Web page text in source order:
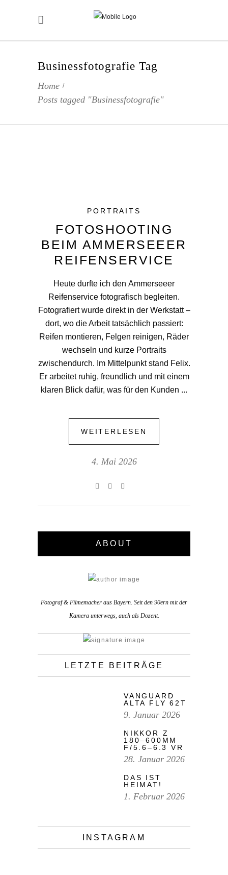
Businessfotografie Tag
Home /
Posts tagged "Businessfotografie"
PORTRAITS
FOTOSHOOTING
BEIM AMMERSEEER
REIFENSERVICE
Heute durfte ich den Ammerseeer
Reifenservice fotografisch begleiten.
Fotografiert wurde direkt in der Werkstatt –
dort, wo die Arbeit tatsächlich passiert:
Reifen montieren, Felgen reinigen, Räder
wechseln und kurze Portraits
zwischendurch. Im Mittelpunkt stand Felix.
Er arbeitet ruhig, freundlich und mit einem
klaren Blick dafür, was für den Kunden
WEITERLESEN
4. Mai 2026
ABOUT
Fotograf & Filmemacher aus Bayern. Seit den 90ern mit der
Kamera unterwegs, auch als Dozent.
LETZTE BEITRÄGE
VANGUARD
ALTA FLY 62T
9. Januar 2026
NIKKOR Z
180–600MM
F/5.6–6.3 VR
28. Januar 2026
DAS IST
HEIMAT!
1. Februar 2026
INSTAGRAM